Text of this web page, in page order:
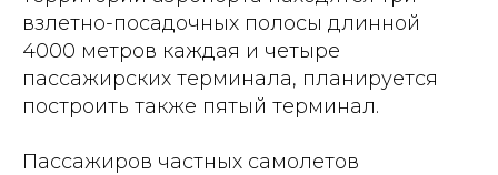
взлетно-посадочных полосы длинной
4000 метров каждая и четыре
пассажирских терминала, планируется
построить также пятый терминал.
Пассажиров частных самолетов